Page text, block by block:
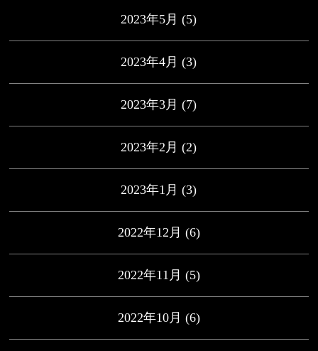
2023年5月 (5)
2023年4月 (3)
2023年3月 (7)
2023年2月 (2)
2023年1月 (3)
2022年12月 (6)
2022年11月 (5)
2022年10月 (6)